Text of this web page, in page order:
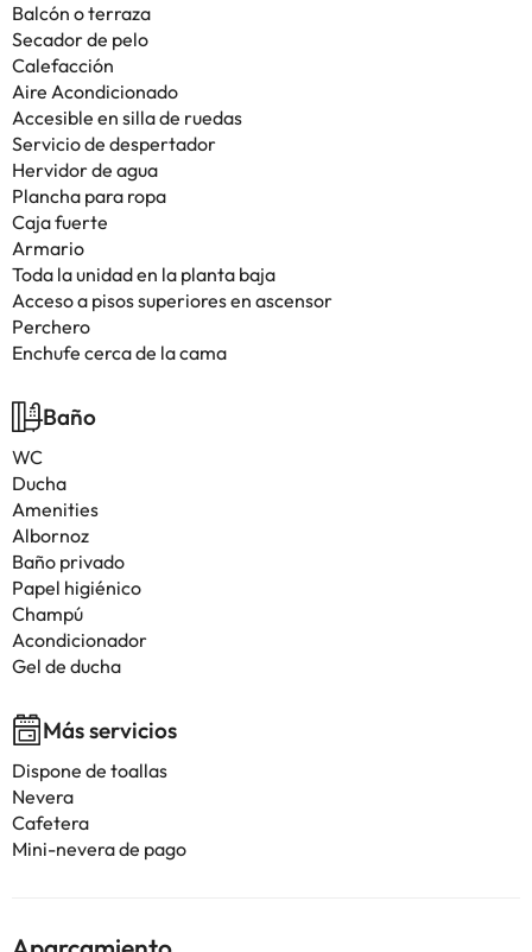
Balcón o terraza
Secador de pelo
Calefacción
Aire Acondicionado
Accesible en silla de ruedas
Servicio de despertador
Hervidor de agua
Plancha para ropa
Caja fuerte
Armario
Toda la unidad en la planta baja
Acceso a pisos superiores en ascensor
Perchero
Enchufe cerca de la cama
Baño
WC
Ducha
Amenities
Albornoz
Baño privado
Papel higiénico
Champú
Acondicionador
Gel de ducha
Más servicios
Dispone de toallas
Nevera
Cafetera
Mini-nevera de pago